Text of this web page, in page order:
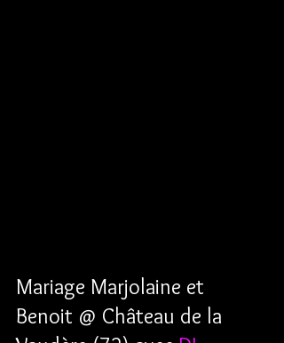
Mariage Marjolaine et
Benoit @ Château de la